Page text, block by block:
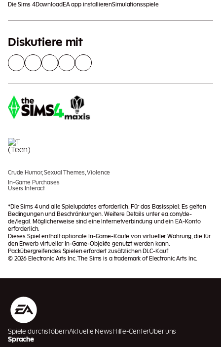
Die Sims 4Download EA app installierenSimulationsspiele
Diskutiere mit
Crude Humor, Sexual Themes, Violence
In-Game Purchases
Users Interact
*Die Sims 4 und alle Spielupdates erforderlich. Für das Basisspiel: Es gelten
Bedingungen und Beschränkungen. Weitere Details unter ea.com/de-
de/legal. Möglicherweise sind eine Internetverbindung und ein EA-Konto
erforderlich.
Dieses Spiel enthält optionale In-Game-Käufe von virtueller Währung, die für
den Erwerb virtueller In-Game-Objekte genutzt werden kann.
Packübergreifendes Spielen erfordert zusätzlichen DLC-Kauf.
© 2026 Electronic Arts Inc. The Sims is a trademark of Electronic Arts Inc.
Spiele durchstöbernAktuelle News Hilfe-CenterÜber uns
Sprache